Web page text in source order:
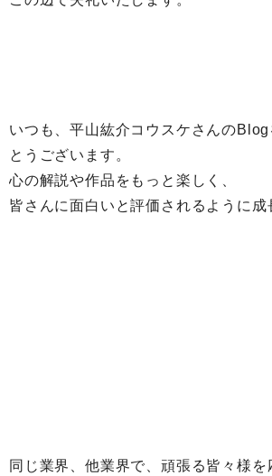
いつも、平山紘介コウスケさんの
とうございます。
心の解説や作品をもっと楽しく、
皆さんに面白いと評価されるように成
同じ業界、他業界で、頑張る皆々様を